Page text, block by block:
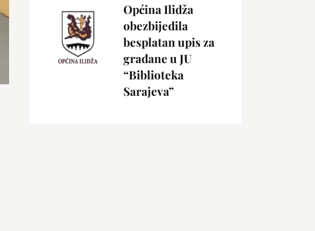
Općina Ilidža
obezbijedila
besplatan upis za
građane u JU
“Biblioteka
Sarajeva”